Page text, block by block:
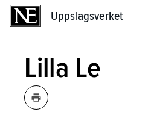
Uppslagsverket
Lilla Le